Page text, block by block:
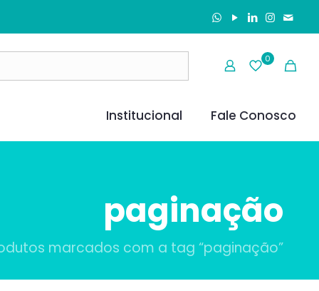
0
Institucional Fale Conosco
paginação
marcados com a tag “paginação”